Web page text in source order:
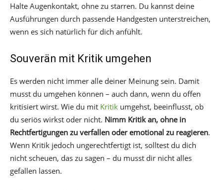
Halte Augenkontakt, ohne zu starren. Du kannst deine
Ausführungen durch passende Handgesten unterstreichen,
wenn es sich natürlich für dich anfühlt.
Souverän mit Kritik umgehen
Es werden nicht immer alle deiner Meinung sein. Damit
musst du umgehen können – auch dann, wenn du offen
kritisiert wirst. Wie du mit Kritik umgehst, beeinflusst, ob
du seriös wirkst oder nicht. Nimm Kritik an, ohne in
Rechtfertigungen zu verfallen oder emotional zu reagieren.
Wenn Kritik jedoch ungerechtfertigt ist, solltest du dich
nicht scheuen, das zu sagen – du musst dir nicht alles
gefallen lassen.